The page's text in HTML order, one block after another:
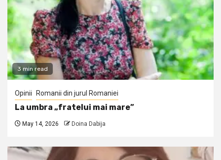
3 min read
Opinii Romanii din jurul Romaniei
La umbra „fratelui mai mare”
May 14, 2026 Doina Dabija